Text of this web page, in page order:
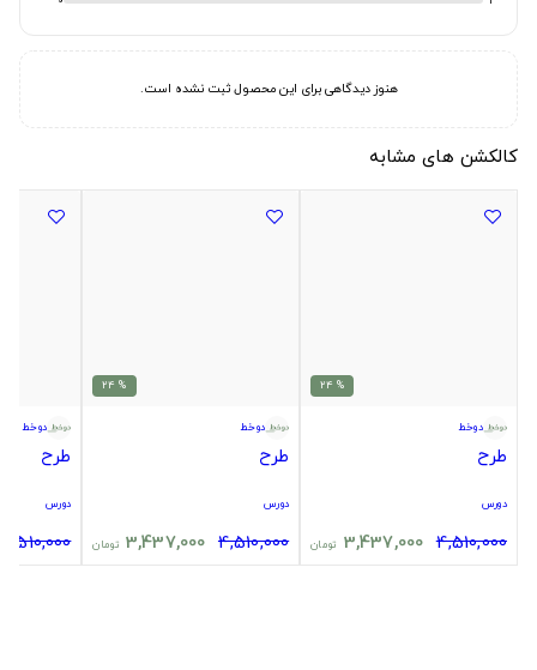
هنوز دیدگاهی برای این محصول ثبت نشده است.
کالکشن های مشابه
% 24
دوخط
طرح
دورس
4,510,000
3,437,000 تومان
% 24
دوخط
طرح
دورس
4,510,000
3,437,000 تومان
دوخط
طرح
دورس
4,510,000